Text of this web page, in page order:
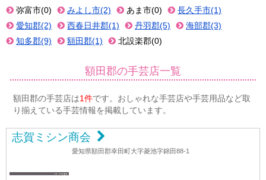
弥富市(0)
みよし市(2) あま市(0)
長久手市(1)
愛知郡(2)
西春日井郡(1) 丹羽郡(5)
海部郡(3)
知多郡(9)
額田郡(1) 北設楽郡(0)
額田郡の手芸店一覧
額田郡の手芸店は1件です。おしゃれな手芸店や手芸用品など取
り揃えている手芸情報を掲載しています。
志賀ミシン商会
愛知県額田郡幸田町大字菱池字錦田88-1